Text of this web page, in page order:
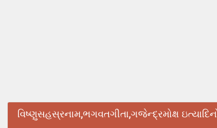
વિષ્ણુસહસ્રનામ,ભગવતગીતા,ગજેન્દ્રમોક્ષ